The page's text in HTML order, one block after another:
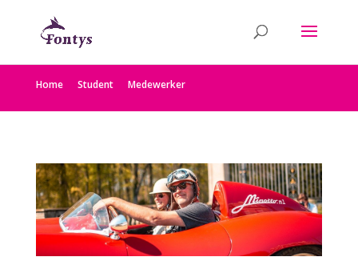
Home Student Medewerker